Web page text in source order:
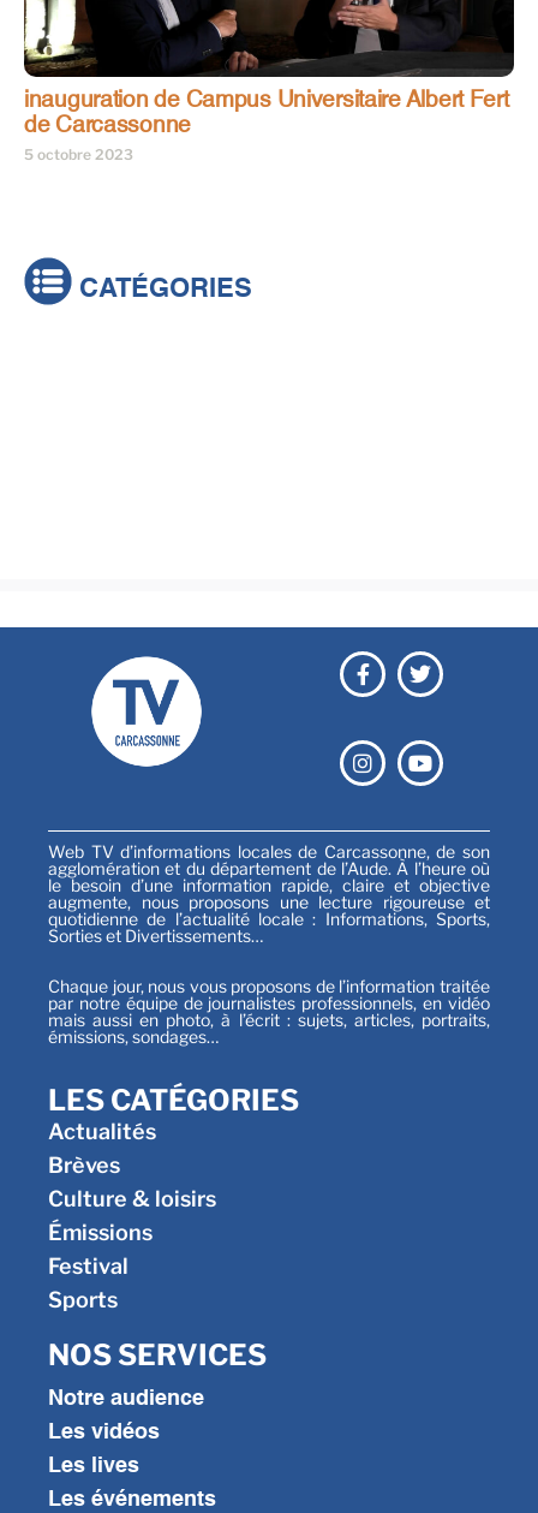
inauguration de Campus Universitaire Albert Fert
de Carcassonne
5 octobre 2023
CATÉGORIES
Web TV d’informations locales de Carcassonne, de son
agglomération et du département de l’Aude. À l’heure où
le besoin d’une information rapide, claire et objective
augmente, nous proposons une lecture rigoureuse et
quotidienne de l’actualité locale : Informations, Sports,
Sorties et Divertissements…
Chaque jour, nous vous proposons de l’information traitée
par notre équipe de journalistes professionnels, en vidéo
mais aussi en photo, à l’écrit : sujets, articles, portraits,
émissions, sondages…
LES CATÉGORIES
Actualités
Brèves
Culture & loisirs
Émissions
Festival
Sports
NOS SERVICES
Notre audience
Les vidéos
Les lives
Les événements